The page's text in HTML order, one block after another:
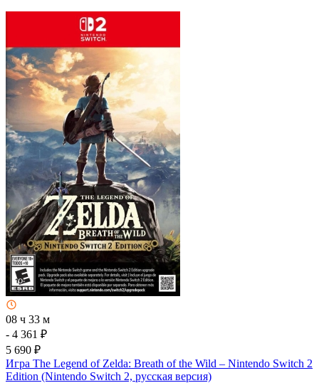
08 ч 33 м
- 4 361 ₽
5 690 ₽
Игра The Legend of Zelda: Breath of the Wild – Nintendo Switch 2
Edition (Nintendo Switch 2, русская версия)